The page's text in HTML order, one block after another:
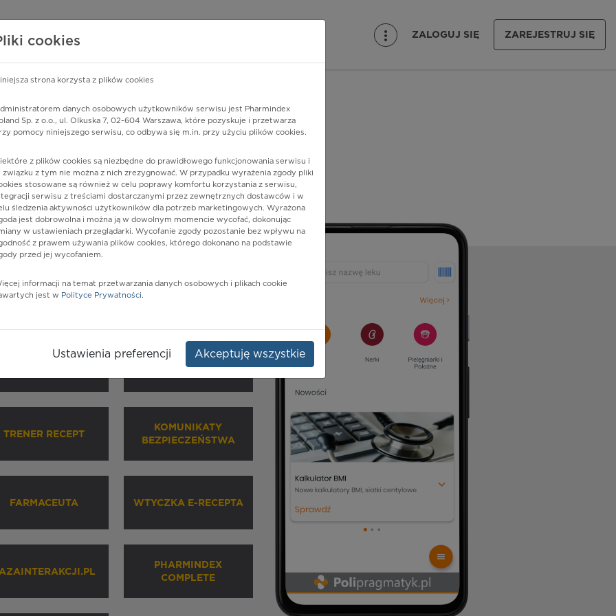
o lekach
PHARMINDEX ZALOGUJ SIĘ ZAREJESTRUJ SIĘ
ochrony zdrowia
INHALATORY
TRENER RECEPT
KOMUNIKATY
BEZPIECZEŃSTWA
FARMACEUTA WTYCZKA E-RECEPTA
PHARMINDEX
COMPLETE
cookies
strona korzysta z plików cookies
danych osobowych użytkowników serwisu jest Pharmindex
Sp. z o.o., ul. Olkuska 7, 02-604 Warszawa, które pozyskuje i przetwarza
pomocy niniejszego serwisu, co odbywa się m.in. przy użyciu plików cookies.
z plików cookies są niezbędne do prawidłowego funkcjonowania serwisu i
związku z tym nie można z nich zrezygnować. W przypadku wyrażenia zgody pliki
stosowane są również w celu poprawy komfortu korzystania z serwisu,
serwisu z treściami dostarczanymi przez zewnętrznych dostawców i w
śledzenia aktywności użytkowników dla potrzeb marketingowych. Wyrażona
jest dobrowolna i można ją w dowolnym momencie wycofać, dokonując
w ustawieniach przeglądarki. Wycofanie zgody pozostanie bez wpływu na
z prawem używania plików cookies, którego dokonano na podstawie
przed jej wycofaniem.
informacji na temat przetwarzania danych osobowych i plikach cookie
jest w Polityce Prywatności.
Ustawienia preferencji Akceptuję wszystkie